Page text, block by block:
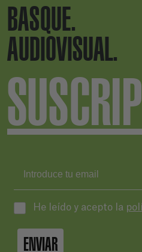
BASQUE.
AUDIOVISUAL.
He leído y acepto la
ENVIAR